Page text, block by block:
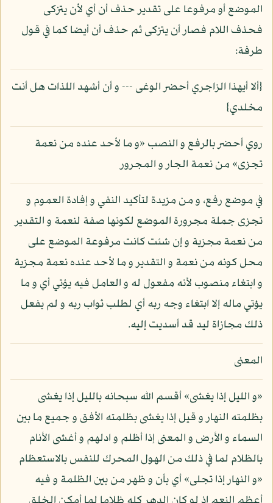
الموضع أو مرفوعا على تقدير حذف أن أي لأن يتزكى
فحذف اللام فصار أن يتزكى ثم حذف أن أيضا كما في قول
طرفة:
{ألا أيهذا الزاجري أحضر الوغى --- و أن أشهد اللذات هل أنت
مخلدي}
روي أحضر بالرفع و النصب «و ما لأحد عنده من نعمة
تجزى» من نعمة الجار و المجرور
في موضع رفع، و من مزيدة لتأكيد النفي و إفادة العموم و
تجزى جملة مجرورة الموضع لكونها صفة لنعمة و التقدير
من نعمة مجزية و إن شئت كانت مرفوعة الموضع على
محل كونه من نعمة و التقدير و ما لأحد عنده نعمة مجزية
و ابتغاء منصوب لأنه مفعول له و العامل فيه يؤتي أي و ما
يؤتي ماله إلا ابتغاء وجه ربه أي لطلب ثواب ربه و لم يفعل
ذلك مجازاة ليد قد أسديت إليه.
المعنى
«و الليل إذا يغشى» أقسم الله سبحانه بالليل إذا يغشى
بظلمته النهار و قيل إذا يغشى بظلمته الأفق و جميع ما بين
السماء و الأرض و المعنى إذا أظلم و ادلهم و أغشى الأنام
بالظلام لما في ذلك من الهول المحرك للنفس بالاستعظام
«و النهار إذا تجلى» أي بأن و ظهر من بين الظلمة و فيه